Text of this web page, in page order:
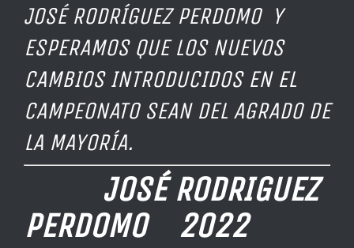
JOSÉ RODRÍGUEZ PERDOMO Y
ESPERAMOS QUE LOS NUEVOS
CAMBIOS INTRODUCIDOS EN EL
CAMPEONATO SEAN DEL AGRADO DE
LA MAYORÍA.
JOSÉ RODRIGUEZ
PERDOMO 2022